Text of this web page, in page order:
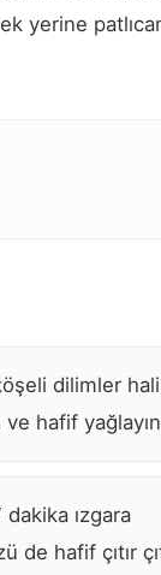
yerine
dilimler
ve hafif
ızgara
de hafif çıtır